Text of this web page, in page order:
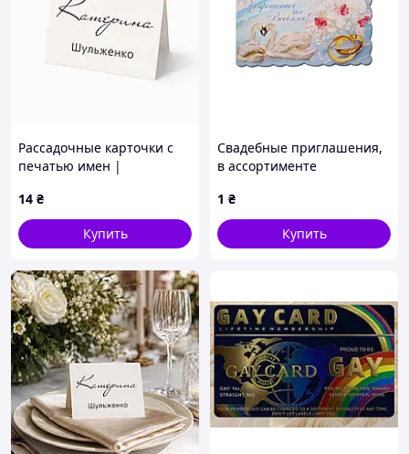
Рассадочные карточки с
печатью имен |
14 ₴
Купить
Свадебные приглашения,
в ассортименте
1 ₴
Купить